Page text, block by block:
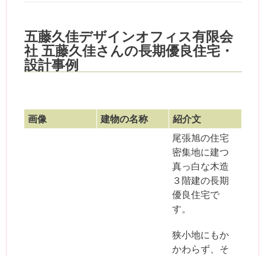
五藤久佳デザインオフィス有限会
社 五藤久佳さんの長期優良住宅・
設計事例
画像 建物の名称 紹介文
尾張旭の住宅
密集地に建つ
真っ白な木造
３階建の長期
優良住宅で
す。
狭小地にもか
かわらず、そ